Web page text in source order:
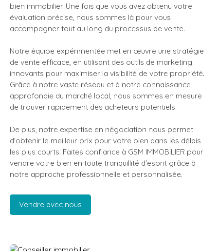
bien immobilier. Une fois que vous avez obtenu votre
évaluation précise, nous sommes là pour vous
accompagner tout au long du processus de vente.
Notre équipe expérimentée met en œuvre une stratégie
de vente efficace, en utilisant des outils de marketing
innovants pour maximiser la visibilité de votre propriété.
Grâce à notre vaste réseau et à notre connaissance
approfondie du marché local, nous sommes en mesure
de trouver rapidement des acheteurs potentiels.
De plus, notre expertise en négociation nous permet
d'obtenir le meilleur prix pour votre bien dans les délais
les plus courts. Faites confiance à GSM IMMOBILIER pour
vendre votre bien en toute tranquillité d'esprit grâce à
notre approche professionnelle et personnalisée.
Vendre avec nous